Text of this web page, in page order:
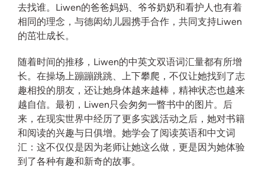
去找谁。Liwen的爸爸妈妈、爷爷奶奶和看护人也有着
相同的理念，与德闳幼儿园携手合作，共同支持Liwen
的茁壮成长。
随着时间的推移，Liwen的中英文双语词汇量都有所增
长。在操场上蹦蹦跳跳、上下攀爬，不仅让她找到了志
趣相投的朋友，还让她身体越来越棒，精神状态也越来
越自信。最初，Liwen只会匆匆一瞥书中的图片。后
来，在现实世界中经历了更多实践活动之后，她对书籍
和阅读的兴趣与日俱增。她学会了阅读英语和中文词
汇：这不仅仅是因为老师让她这么做，更是因为她体验
到了各种有趣和新奇的故事。